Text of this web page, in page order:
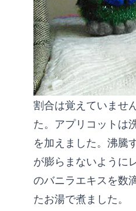
割合は覚えていませ
た。アプリコットは
を加えました。沸騰
が膨らまないように
のバニラエキスを数
たお湯で煮ました。